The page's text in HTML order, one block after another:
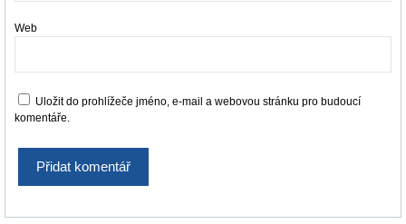
Web
Uložit do prohlížeče jméno, e-mail a webovou stránku pro budoucí
komentáře.